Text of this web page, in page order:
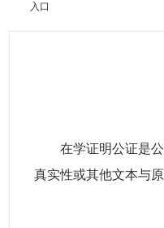
入口
在学证明公证是公
真实性或其他文本与